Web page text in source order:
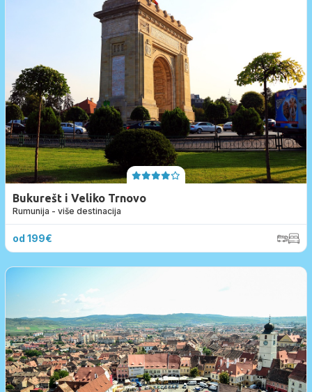
Bukurešt i Veliko Trnovo
Rumunija - više destinacija
od 199€